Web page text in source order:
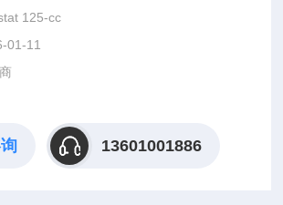
提高单位体积的功率（瓦/升），提高升升温
125-cc
01-11
13601001886